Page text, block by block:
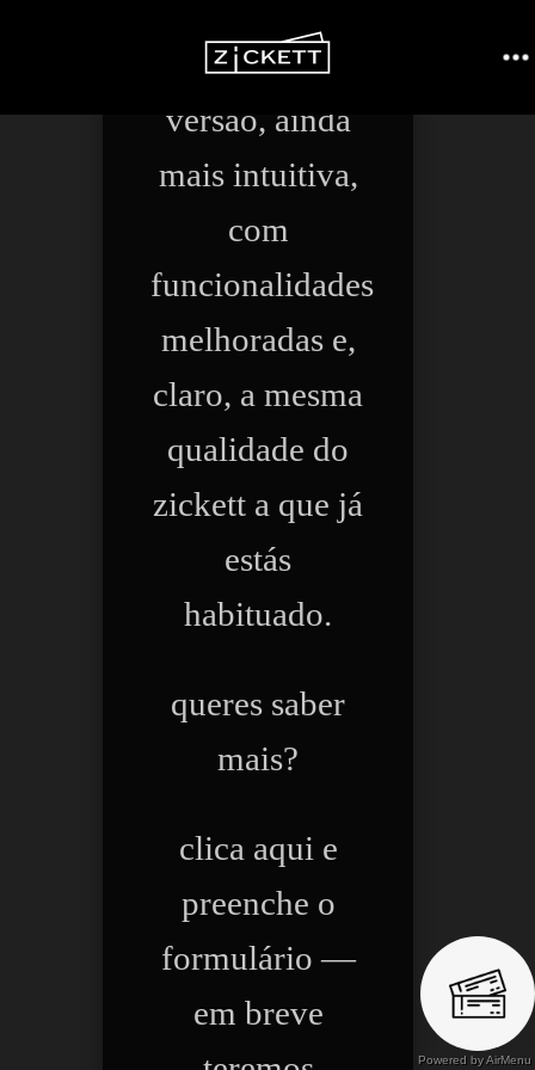
Powered by AirMenu
Menu
uma nova
versão, ainda
mais intuitiva,
com
funcionalidades
melhoradas e,
claro, a mesma
qualidade do
zickett a que já
estás
habituado.
queres saber
mais?
clica aqui e
preenche o
formulário —
em breve